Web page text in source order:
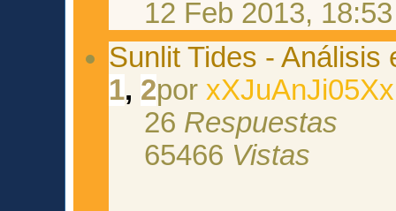
12 Feb 2013, 18:53
Sunlit Tides - Análisis
1, 2porxXJuAnJi05Xx
26 Respuestas
65466 Vistas